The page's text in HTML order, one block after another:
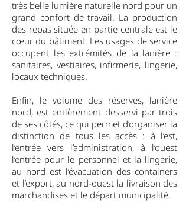
très belle lumière naturelle nord pour un
grand confort de travail. La production
des repas située en partie centrale est le
cœur du bâtiment. Les usages de service
occupent les extrémités de la lanière :
sanitaires, vestiaires, infirmerie, lingerie,
locaux techniques.
Enfin, le volume des réserves, lanière
nord, est entièrement desservi par trois
de ses côtés, ce qui permet d’organiser la
distinction de tous les accès : à l’est,
l’entrée vers l’administration, à l’ouest
l’entrée pour le personnel et la lingerie,
au nord est l’évacuation des containers
et l’export, au nord-ouest la livraison des
marchandises et le départ municipalité.